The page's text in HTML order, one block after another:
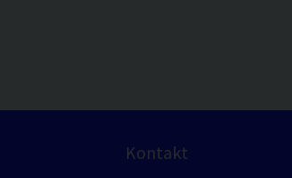
Kontakt